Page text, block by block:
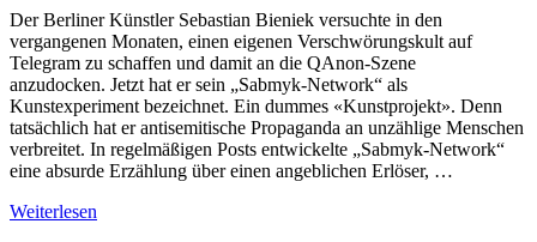
Der Berliner Künstler Sebastian Bieniek versuchte in den
vergangenen Monaten, einen eigenen Verschwörungskult auf
Telegram zu schaffen und damit an die QAnon-Szene
anzudocken. Jetzt hat er sein „Sabmyk-Network“ als
Kunstexperiment bezeichnet. Ein dummes «Kunstprojekt». Denn
tatsächlich hat er antisemitische Propaganda an unzählige Menschen
verbreitet. In regelmäßigen Posts entwickelte „Sabmyk-Network“
eine absurde Erzählung über einen angeblichen Erlöser, …
Verschwörungskult:
Weiterlesen